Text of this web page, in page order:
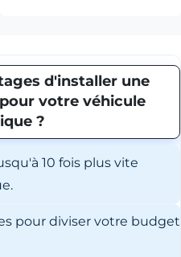
d'installer une
votre véhicule
?
10 fois plus vite
pour diviser votre budget